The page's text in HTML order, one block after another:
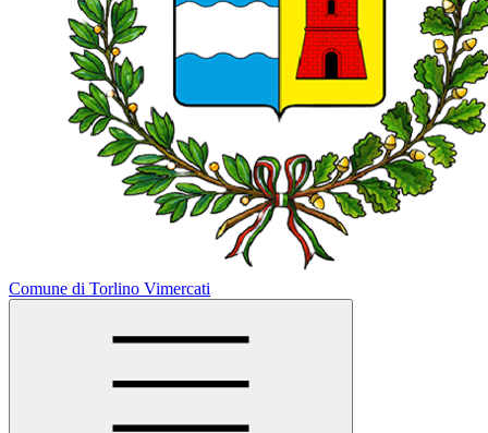
Comune di Torlino Vimercati